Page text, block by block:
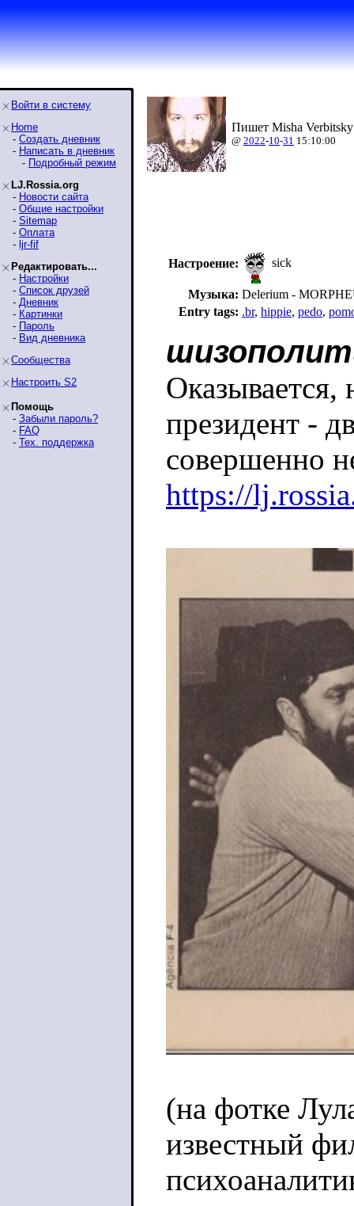
Войти в систему
Home
- Создать дневник
- Написать в дневник
- Подробный режим
LJ.Rossia.org
- Новости сайта
- Общие настройки
- Sitemap
- Оплата
- ljr-fif
Редактировать...
- Настройки
- Список друзей
- Дневник
- Картинки
- Пароль
- Вид дневника
Сообщества
Настроить S2
Помощь
- Забыли пароль?
- FAQ
- Тех. поддержка
Пишет Misha
@ 2022-10-31 15:10:00
Настроение: sick
Музыка: Delerium -
Entry tags: .br, hippie, pedo,
президент -
совершенно
https://
(на фотке
известный